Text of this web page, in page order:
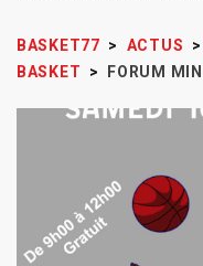
BASKET77 > ACTUS >
BASKET
> FORUM